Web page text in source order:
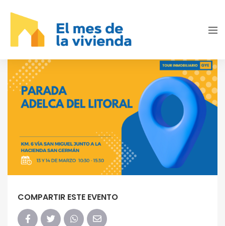
COMPARTIR ESTE EVENTO